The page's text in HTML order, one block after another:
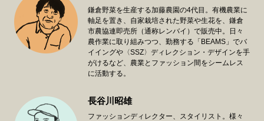
鎌倉野菜を生産する加藤農園の4代目。有機農業に
軸足を置き、自家栽培された野菜や生花を、鎌倉
市農協連即売所（通称レンバイ）で販売中。日々
農作業に取り組みつつ、勤務する「BEAMS」でバ
イイングや〈SSZ〉ディレクション・デザインを手
がけるなど、農業とファッション間をシームレス
に活動する。
長谷川昭雄
ファッションディレクター、スタイリスト。様々